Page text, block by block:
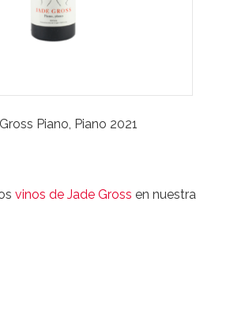
Piano, Piano 2021
vinos de Jade Gross en nuestra